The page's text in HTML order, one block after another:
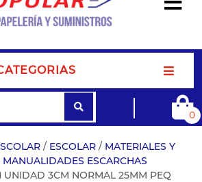
0
/ ESCOLAR / MATERIALES Y
ESCARCHAS
3CM NORMAL 25MM PEQ